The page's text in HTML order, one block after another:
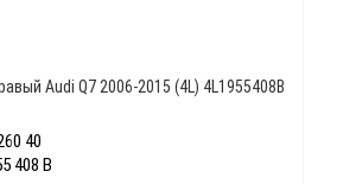
Audi Q7 2006-2015 (4L) 4L1955408B
40
408 B